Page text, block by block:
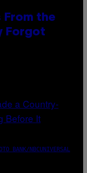
From the
Forgot
BANK/NBCUNIVERSAL